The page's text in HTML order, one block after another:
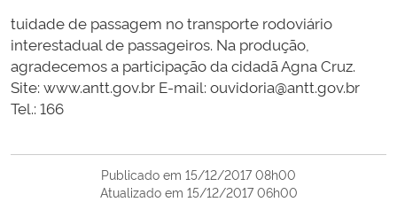
tuidade de passagem no transporte rodoviário
interestadual de passageiros. Na produção,
agradecemos a participação da cidadã Agna Cruz.
Site: www.antt.gov.br E-mail: ouvidoria@antt.gov.br
Tel.: 166
Publicado em 15/12/2017 08h00
Atualizado em 15/12/2017 06h00